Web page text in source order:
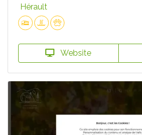
Hérault
Website